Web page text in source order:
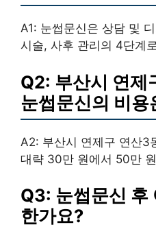
A1: 눈썹문신은 상담 및
시술, 사후 관리의 4단계
Q2: 부산시 연제
눈썹문신의 비
A2: 부산시 연제구 연산3
대략 30만 원에서 50만
Q3: 눈썹문신 후
한가요?